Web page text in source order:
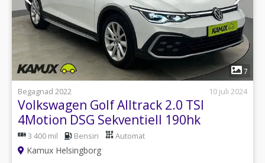
1
7
Begagnad 2022
10 juli 2024
Volkswagen Golf Alltrack 2.0 TSI
4Motion DSG Sekventiell 190hk
3 400 mil Bensin Automat
Kamux Helsingborg